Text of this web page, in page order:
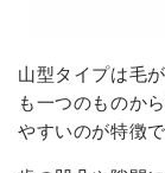
山型タイプは毛
も一つのものか
やすいのが特徴で